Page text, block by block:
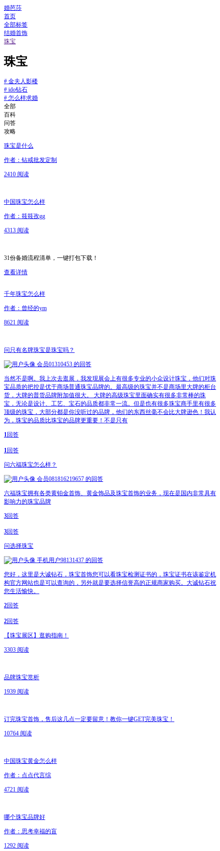
婚芭莎
首页
全部标签
结婚首饰
珠宝
珠宝
# 金夫人影楼
# ido钻石
# 怎么样求婚
全部
百科
问答
攻略
珠宝是什么
作者：钻戒批发定制
2410 阅读
中国珠宝怎么样
作者：筱筱孜gg
4313 阅读
31份备婚流程清单，一键打包下载！
查看详情
千年珠宝怎么样
作者：曾经的ym
8621 阅读
问只有名牌珠宝是珠宝吗？
会员01310453 的回答
当然不是啊。我上次去逛展，我发现展会上有很多专业的小众设计珠宝，他们对珠
宝品质的把控是优于商场普通珠宝品牌的。最高级的珠宝并不是商场里大牌的柜台
货，大牌的普货品牌附加值很大。 大牌的高级珠宝里面确实有很多非常棒的珠
宝，无论是设计、工艺、宝石的品质都非常一流。但是也有很多珠宝商手里有很多
顶级的珠宝，大部分都是你没听过的品牌，他们的东西丝毫不会比大牌逊色！我认
为，珠宝的品质比珠宝的品牌更重要！不是只有
1回答
1回答
问六福珠宝怎么样？
会员081816219657 的回答
六福珠宝拥有各类黄铂金首饰、黄金饰品及珠宝首饰的业务，现在是国内非常具有
影响力的珠宝品牌
3回答
3回答
问选择珠宝
手机用户98131437 的回答
您好，这里是大诚钻石，珠宝首饰您可以看珠宝检测证书的，珠宝证书在该鉴定机
构官方网站也是可以查询的，另外就是要选择信誉高的正规商家购买。大诚钻石祝
您生活愉快。
2回答
2回答
【珠宝展区】逛购指南！
3303 阅读
品牌珠宝赏析
1939 阅读
订完珠宝首饰，售后这几点一定要留意！教你一键GET完美珠宝！
10764 阅读
中国珠宝黄金怎么样
作者：点点代言综
4721 阅读
哪个珠宝品牌好
作者：思考幸福的盲
1292 阅读